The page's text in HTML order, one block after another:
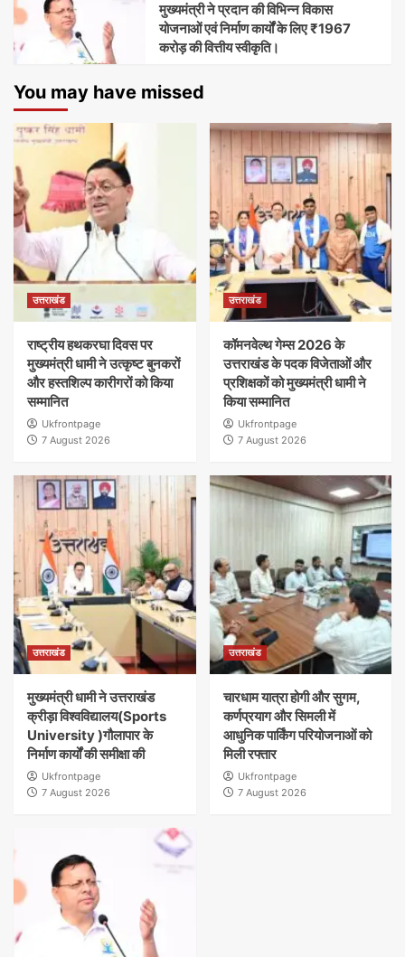
मुख्यमंत्री ने प्रदान की विभिन्न विकास
योजनाओं एवं निर्माण कार्यों के लिए ₹1967
करोड़ की वित्तीय स्वीकृति।
You may have missed
उत्तराखंड
राष्ट्रीय हथकरघा दिवस पर
मुख्यमंत्री धामी ने उत्कृष्ट बुनकरों
और हस्तशिल्प कारीगरों को किया
सम्मानित
Ukfrontpage
7 August 2026
उत्तराखंड
कॉमनवेल्थ गेम्स 2026 के
उत्तराखंड के पदक विजेताओं और
प्रशिक्षकों को मुख्यमंत्री धामी ने
किया सम्मानित
Ukfrontpage
7 August 2026
उत्तराखंड
मुख्यमंत्री धामी ने उत्तराखंड
क्रीड़ा विश्वविद्यालय(Sports
University )गौलापार के
निर्माण कार्यों की समीक्षा की
Ukfrontpage
7 August 2026
उत्तराखंड
चारधाम यात्रा होगी और सुगम,
कर्णप्रयाग और सिमली में
आधुनिक पार्किंग परियोजनाओं को
मिली रफ्तार
Ukfrontpage
7 August 2026